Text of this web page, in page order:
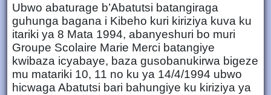
Ubwo abaturage b’Abatutsi batangiraga
guhunga bagana i Kibeho kuri kiriziya kuva ku
itariki ya 8 Mata 1994, abanyeshuri bo muri
Groupe Scolaire Marie Merci batangiye
kwibaza icyabaye, baza gusobanukirwa bigeze
mu matariki 10, 11 no ku ya 14/4/1994 ubwo
hicwaga Abatutsi bari bahungiye ku kiriziya ya